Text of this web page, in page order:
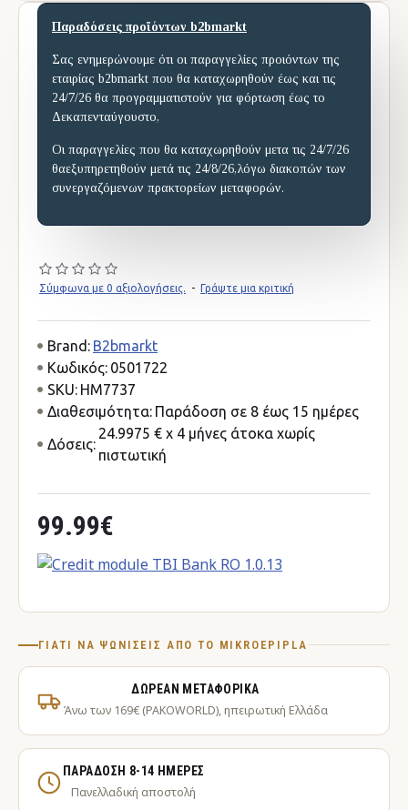
Παραδόσεις προϊόντων b2bmarkt
Σας ενημερώνουμε ότι οι παραγγελίες προιόντων της
εταιρίας b2bmarkt που θα καταχωρηθούν έως και τις
24/7/26 θα προγραμματιστούν για φόρτωση έως το
Δεκαπενταύγουστο,
Οι παραγγελίες που θα καταχωρηθούν μετα τις 24/7/26
θαεξυπηρετηθούν μετά τις 24/8/26,λόγω διακοπών των
συνεργαζόμενων πρακτορείων μεταφορών.
Σύμφωνα με 0 αξιολογήσεις. - Γράψτε μια κριτική
99.99€
Brand: B2bmarkt
Κωδικός: 0501722
SKU: HM7737
Διαθεσιμότητα: Παράδοση σε 8 έως 15 ημέρες
Δόσεις:
24.9975 € x 4 μήνες άτοκα χωρίς
πιστωτική
ΓΙΑΤΊ ΝΑ ΨΩΝΊΣΕΙΣ ΑΠΌ ΤΟ MIKROEPIPLA
ΔΩΡΕΆΝ ΜΕΤΑΦΟΡΙΚΆ
Άνω των 169€ (PAKOWORLD), ηπειρωτική Ελλάδα
ΠΑΡΆΔΟΣΗ 8-14 ΗΜΈΡΕΣ
Πανελλαδική αποστολή